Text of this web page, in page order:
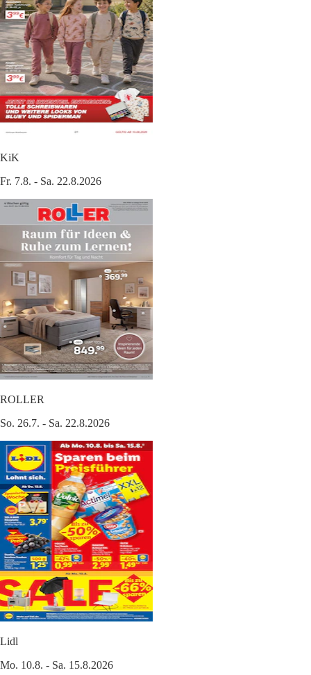
KiK
Fr. 7.8. - Sa. 22.8.2026
ROLLER
So. 26.7. - Sa. 22.8.2026
Lidl
Mo. 10.8. - Sa. 15.8.2026